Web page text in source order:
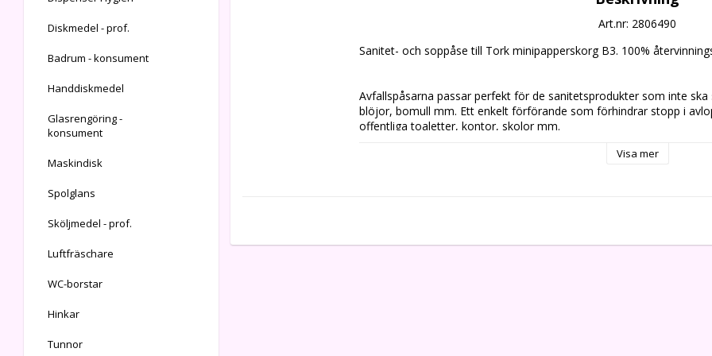
Diskmedel - prof.
Badrum - konsument
Handdiskmedel
Glasrengöring -
konsument
Maskindisk
Spolglans
Sköljmedel - prof.
Luftfräschare
WC-borstar
Hinkar
Tunnor
Art.nr: 2806490
Sanitet- och soppåse till Tork minipapperskorg B3. 100%
Avfallspåsarna passar perfekt för de sanitetsprodukter som inte
blöjor, bomull mm. Ett enkelt förförande som förhindrar stopp i
offentliga toaletter, kontor, skolor mm.
Visa mer